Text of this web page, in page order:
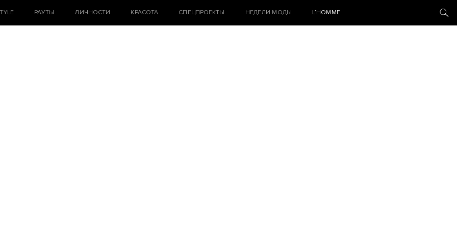
РАУТЫ ЛИЧНОСТИ КРАСОТА СПЕЦПРОЕКТЫ НЕДЕЛИ МОДЫ L’HOMME